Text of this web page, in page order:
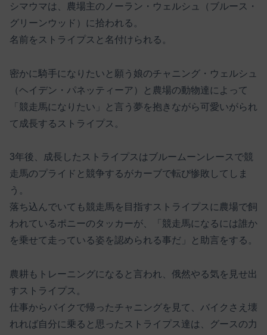
シマウマは、農場主のノーラン・ウェルシュ（ブルース・
グリーンウッド）に拾われる。
名前をストライプスと名付けられる。
密かに騎手になりたいと願う娘のチャニング・ウェルシュ
（ヘイデン・パネッティーア）と農場の動物達によって
「競走馬になりたい」と言う夢を抱きながら可愛いがられ
て成長するストライプス。
3年後、成長したストライプスはブルームーンレースで競
走馬のプライドと競争するがカーブで転び惨敗してしま
う。
落ち込んでいても競走馬を目指すストライプスに農場で飼
われているポニーのタッカーが、「競走馬になるには誰か
を乗せて走っている姿を認められる事だ」と助言をする。
農耕もトレーニングになると言われ、俄然やる気を見せ出
すストライプス。
仕事からバイクで帰ったチャニングを見て、バイクさえ壊
れれば自分に乗ると思ったストライプス達は、グースの力